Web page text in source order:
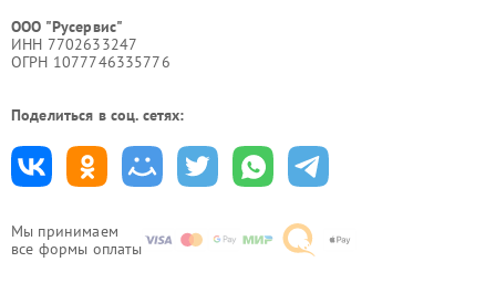
Мы принимаем
все формы оплаты
ООО "Русервис"
ИНН 7702633247
ОГРН 1077746335776
Поделиться в соц. сетях: